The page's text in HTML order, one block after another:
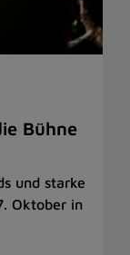
Bühne
und starke
Oktober in